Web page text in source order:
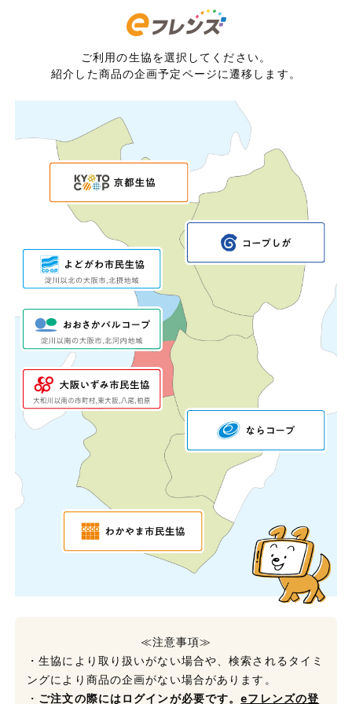
ご利用の生協を選択してください。
紹介した商品の企画予定ページに遷移します。
≪注意事項≫
・生協により取り扱いがない場合や、検索されるタイミ
ングにより商品の企画がない場合があります。
・ ご注文の際にはログインが必要です。eフレンズの登